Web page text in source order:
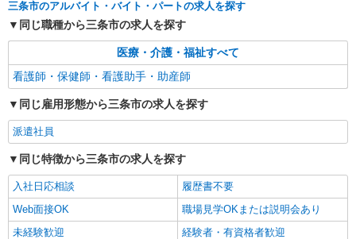
三条市のアルバイト・バイト・パートの求人を探す
同じ職種から三条市の求人を探す
医療・介護・福祉すべて
看護師・保健師・看護助手・助産師
同じ雇用形態から三条市の求人を探す
派遣社員
同じ特徴から三条市の求人を探す
入社日応相談
履歴書不要
Web面接OK
職場見学OKまたは説明会あり
未経験歓迎
経験者・有資格者歓迎